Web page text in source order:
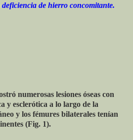
de hierro concomitante.
numerosas lesiones óseas con
y esclerótica a lo largo de la
y los fémures bilaterales tenían
(Fig. 1).